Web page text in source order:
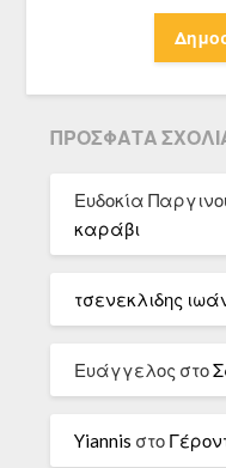
ΠΡΌΣΦΑΤΑ
Ευδοκία
καράβι
τσενεκλιδης
Ευάγγελος στο
Yiannis στο